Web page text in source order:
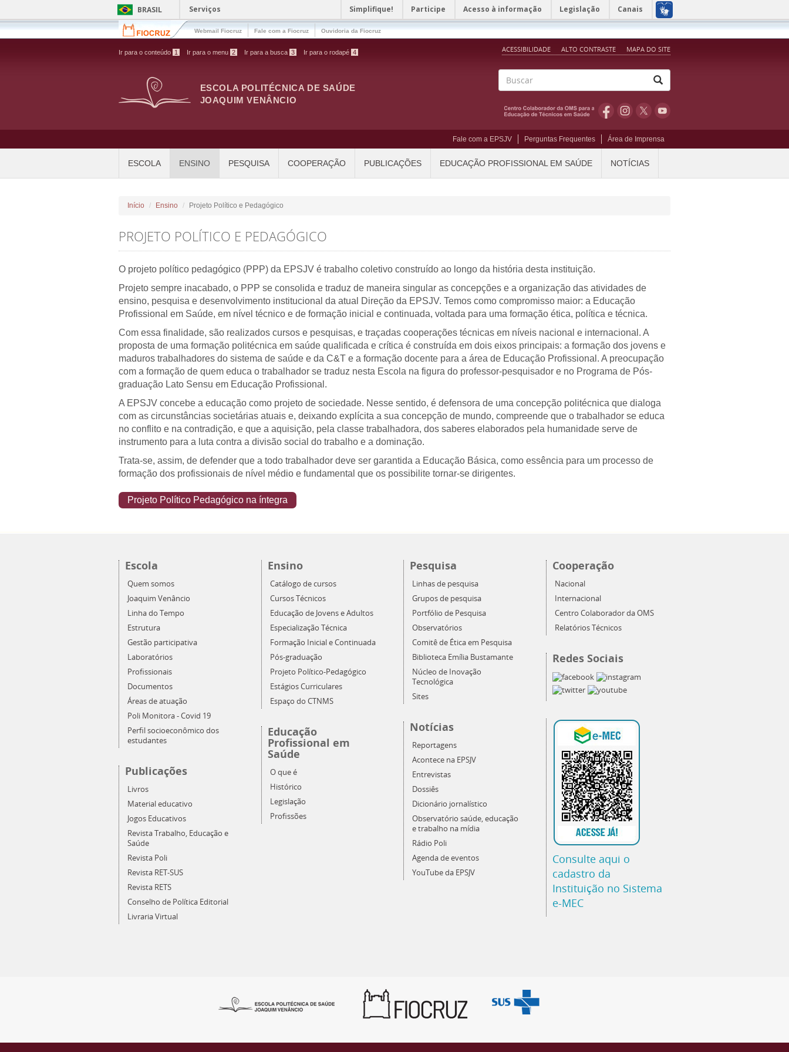
Pular para o conteúdo principal BRASIL Serviços Simplifique! Participe Acesso à informação Legislação Canais
Webmail Fiocruz Fale com a Fiocruz Ouvidoria da Fiocruz
Ir para o conteúdo 1 Ir para o menu 2 Ir para a busca 3 Ir para o rodapé 4 ACESSIBILIDADE ALTO CONTRASTE MAPA DO SITE
ESCOLA POLITÉCNICA DE SAÚDE
JOAQUIM VENÂNCIO
Fale com a EPSJV Perguntas Frequentes Área de Imprensa
ESCOLA ENSINO PESQUISA COOPERAÇÃO PUBLICAÇÕES EDUCAÇÃO PROFISSIONAL EM SAÚDE NOTÍCIAS
Início Ensino Projeto Político e Pedagógico
PROJETO POLÍTICO E PEDAGÓGICO
O projeto político pedagógico (PPP) da EPSJV é trabalho coletivo construído ao longo da história desta instituição.
Projeto sempre inacabado, o PPP se consolida e traduz de maneira singular as concepções e a organização das atividades de
ensino, pesquisa e desenvolvimento institucional da atual Direção da EPSJV. Temos como compromisso maior: a Educação
Profissional em Saúde, em nível técnico e de formação inicial e continuada, voltada para uma formação ética, política e técnica.
Com essa finalidade, são realizados cursos e pesquisas, e traçadas cooperações técnicas em níveis nacional e internacional. A
proposta de uma formação politécnica em saúde qualificada e crítica é construída em dois eixos principais: a formação dos jovens e
maduros trabalhadores do sistema de saúde e da C&T e a formação docente para a área de Educação Profissional. A preocupação
com a formação de quem educa o trabalhador se traduz nesta Escola na figura do professor-pesquisador e no Programa de Pós-
graduação Lato Sensu em Educação Profissional.
A EPSJV concebe a educação como projeto de sociedade. Nesse sentido, é defensora de uma concepção politécnica que dialoga
com as circunstâncias societárias atuais e, deixando explícita a sua concepção de mundo, compreende que o trabalhador se educa
no conflito e na contradição, e que a aquisição, pela classe trabalhadora, dos saberes elaborados pela humanidade serve de
instrumento para a luta contra a divisão social do trabalho e a dominação.
Trata-se, assim, de defender que a todo trabalhador deve ser garantida a Educação Básica, como essência para um processo de
formação dos profissionais de nível médio e fundamental que os possibilite tornar-se dirigentes.
Projeto Político Pedagógico na íntegra
Escola
Quem somos
Joaquim Venâncio
Linha do Tempo
Estrutura
Gestão participativa
Laboratórios
Profissionais
Documentos
Áreas de atuação
Poli Monitora - Covid 19
Perfil socioeconômico dos
estudantes
Publicações
Livros
Material educativo
Jogos Educativos
Revista Trabalho, Educação e
Saúde
Revista Poli
Revista RET-SUS
Revista RETS
Conselho de Política Editorial
Livraria Virtual
Ensino
Catálogo de cursos
Cursos Técnicos
Educação de Jovens e Adultos
Especialização Técnica
Formação Inicial e Continuada
Pós-graduação
Projeto Político-Pedagógico
Estágios Curriculares
Espaço do CTNMS
Educação
Profissional em
Saúde
O que é
Histórico
Legislação
Profissões
Pesquisa
Linhas de pesquisa
Grupos de pesquisa
Portfólio de Pesquisa
Observatórios
Comitê de Ética em Pesquisa
Biblioteca Emília Bustamante
Núcleo de Inovação
Tecnológica
Sites
Notícias
Reportagens
Acontece na EPSJV
Entrevistas
Dossiês
Dicionário jornalístico
Observatório saúde, educação
e trabalho na mídia
Rádio Poli
Agenda de eventos
YouTube da EPSJV
Cooperação
Nacional
Internacional
Centro Colaborador da OMS
Relatórios Técnicos
Redes Sociais
Consulte aqui o
cadastro da
Instituição no Sistema
e-MEC